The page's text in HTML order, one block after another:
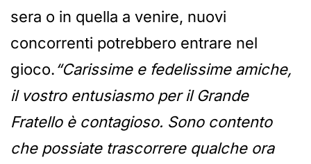
sera o in quella a venire, nuovi
concorrenti potrebbero entrare nel
gioco.“Carissime e fedelissime amiche,
il vostro entusiasmo per il Grande
Fratello è contagioso. Sono contento
che possiate trascorrere qualche ora